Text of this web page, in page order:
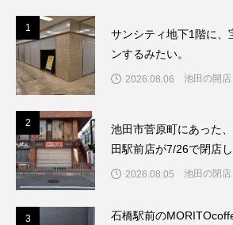
1
サンシティ地下1階に、
ンするみたい。
2026.08.06 池田の開店
2
池田市菅原町にあった
田駅前店が7/26で閉店し
2026.08.05 池田の閉店
3
石橋駅前の